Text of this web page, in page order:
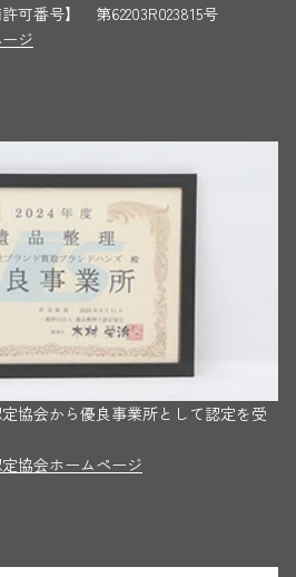
可番号】 第62203R023815号
ジ
協会から優良事業所として認定を受
協会ホームページ